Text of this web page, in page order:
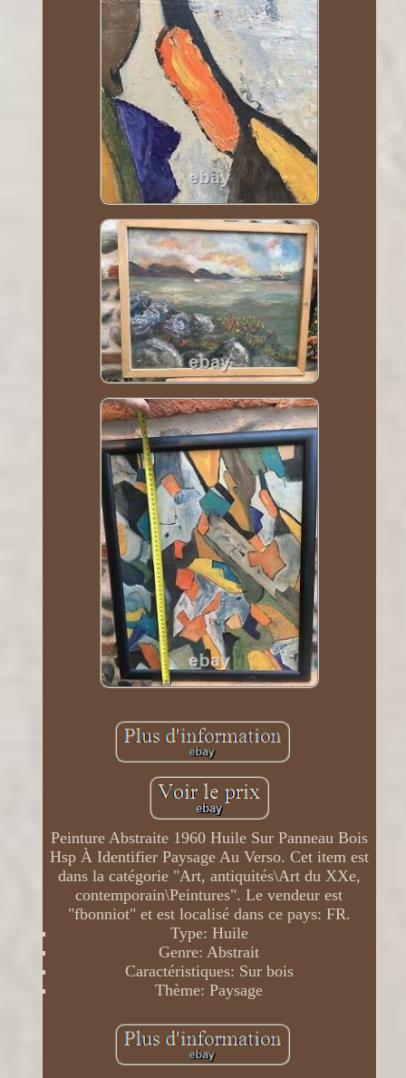
Peinture Abstraite 1960 Huile Sur Panneau Bois
Hsp À Identifier Paysage Au Verso. Cet item est
dans la catégorie "Art, antiquités\Art du XXe,
contemporain\Peintures". Le vendeur est
"fbonniot" et est localisé dans ce pays: FR.
Type: Huile
Genre: Abstrait
Caractéristiques: Sur bois
Thème: Paysage